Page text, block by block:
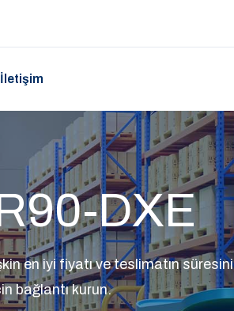
İletişim
DXE
en iyi fiyatı ve teslimatın süresini
bağlantı kurun.